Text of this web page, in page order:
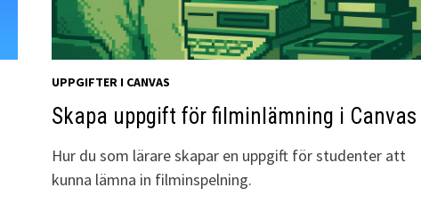
UPPGIFTER I CANVAS
Skapa uppgift för filminlämning i Canvas
Hur du som lärare skapar en uppgift för studenter att
kunna lämna in filminspelning.